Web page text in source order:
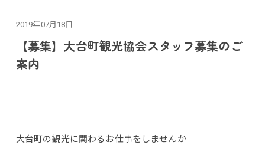
2019年07月18日
【募集】大台町観光協会スタッフ募集のご
案内
大台町の観光に関わるお仕事をしませんか